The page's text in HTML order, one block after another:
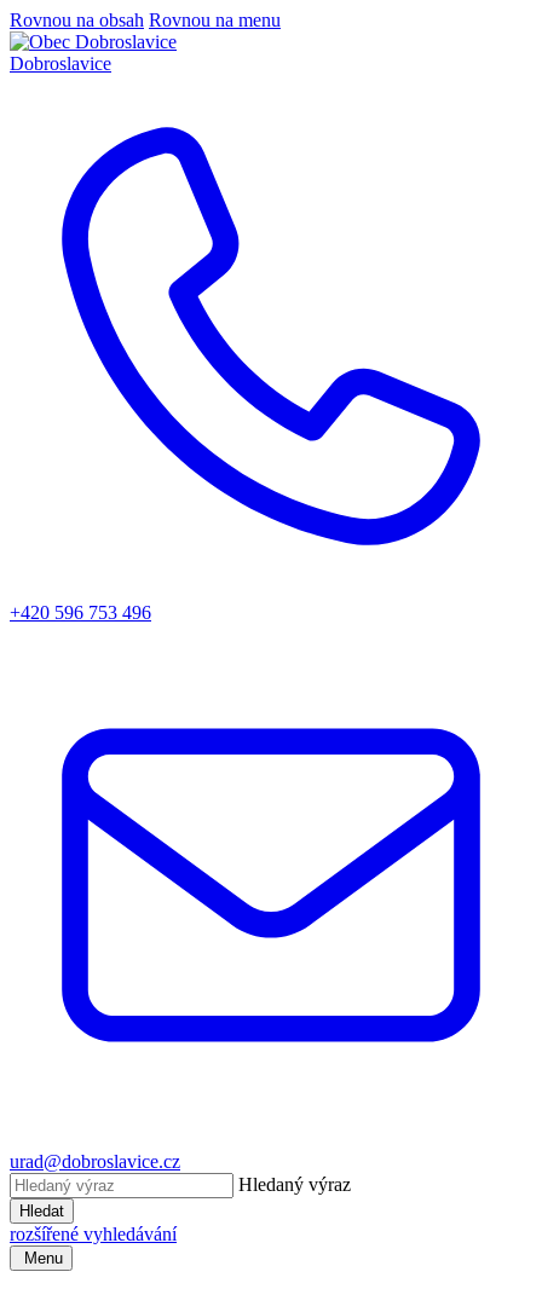
Rovnou na obsah Rovnou na menu
Dobroslavice
+420 596 753 496
urad@dobroslavice.cz
Hledaný výraz
Hledat
rozšířené vyhledávání
Menu